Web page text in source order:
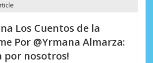
Los Cuentos de la
Por @Yrmana Almarza:
por nosotros!